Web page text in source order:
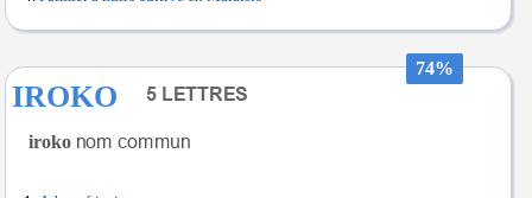
74%
IROKO
iroko